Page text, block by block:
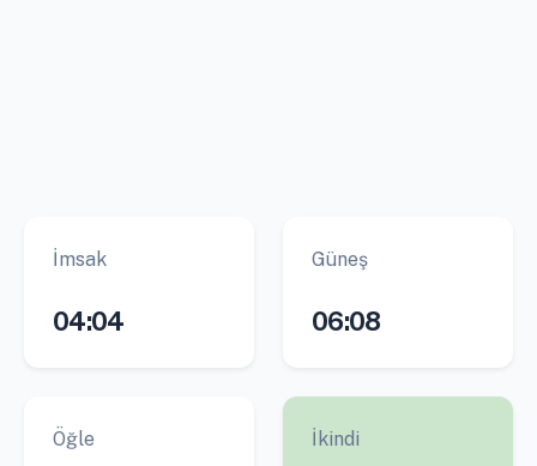
İmsak
04:04
Güneş
06:08
Öğle İkindi